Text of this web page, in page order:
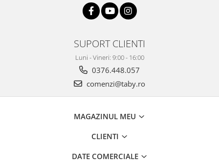
SUPORT CLIENTI
Luni - Vineri: 9:00 - 16:00
0376.448.057
comenzi@taby.ro
MAGAZINUL MEU
CLIENTI
DATE COMERCIALE